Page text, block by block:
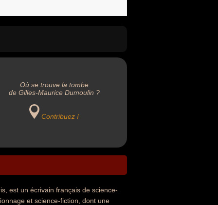
Où se trouve la tombe
de Gilles-Maurice Dumoulin ?
Contribuez !
est un écrivain français de science-
et science-fiction, dont une